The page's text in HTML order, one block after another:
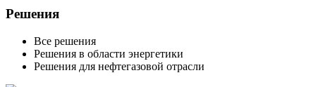
Решения
Все решения
Решения в области энергетики
Решения для нефтегазовой отрасли